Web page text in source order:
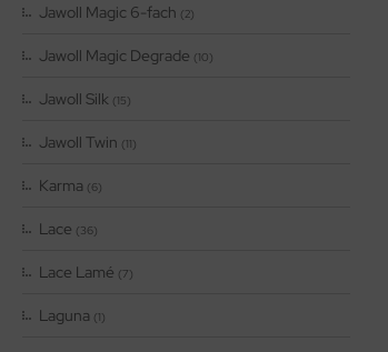
Jawoll Magic 6-fach (2)
Jawoll Magic Degrade (10)
Jawoll Silk (15)
Jawoll Twin (11)
Karma (6)
Lace (36)
Lace Lamé (7)
Laguna (1)